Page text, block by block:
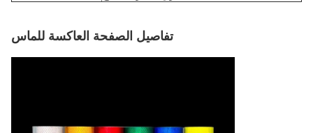
تفاصيل الصفحة العاكسة للماس